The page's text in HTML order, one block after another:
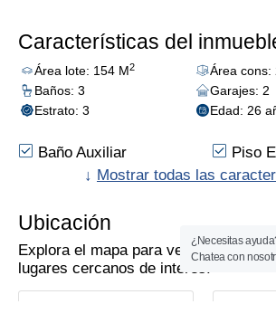
Características del
Área lote: 154 M2 Área cons:
Baños: 3
Garajes: 2
Estrato: 3
Edad: 26
Baño Auxiliar
Piso
Cómodas Vias De
Trans.
Zona Comercial
Colegios/Universidades
↓ Mostrar todas las
Ubicación
Explora el mapa para ver el inmueble
lugares cercanos de interés.
¿Necesitas
Chatea con